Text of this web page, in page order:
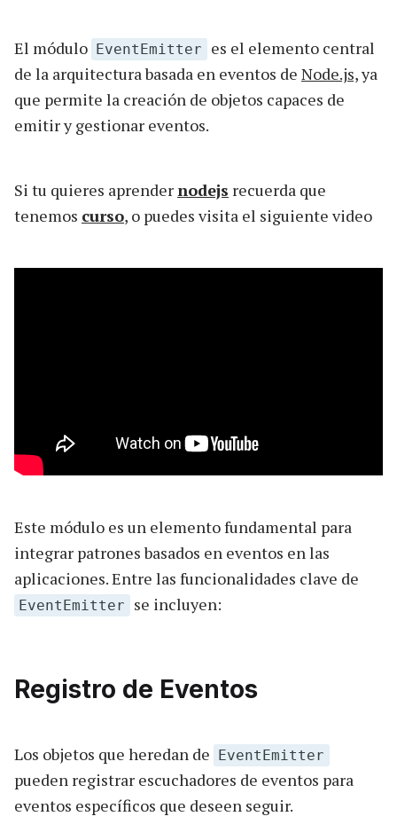
El módulo EventEmitter
es el elemento central
de la arquitectura basada en eventos de Node.js,ya
que permite la creación de objetos capaces de
emitir y gestionar eventos.
Si tu quieres aprendernodejs recuerda que
tenemos curso, o puedes visita el siguiente video
Este módulo es un elemento fundamental para
integrar patrones basados en eventos en las
aplicaciones. Entre las funcionalidades clave de
EventEmitter se incluyen:
Registro de Eventos
Los objetos que heredan de EventEmitter
pueden registrar escuchadores de eventos para
eventos específicos que deseen seguir.